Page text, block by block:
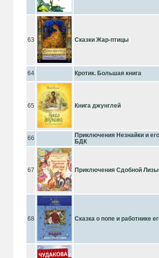
63 Сказки Жар-птицы
64 Кротик. Большая книга
65 Книга джунглей
66
Приключения Незнайки и
БДК
67 Приключения Сдобной Лизы
68 Сказка о попе и работнике